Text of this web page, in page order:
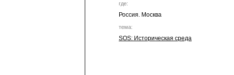
где:
Россия. Москва
тема:
SOS: Историческая среда